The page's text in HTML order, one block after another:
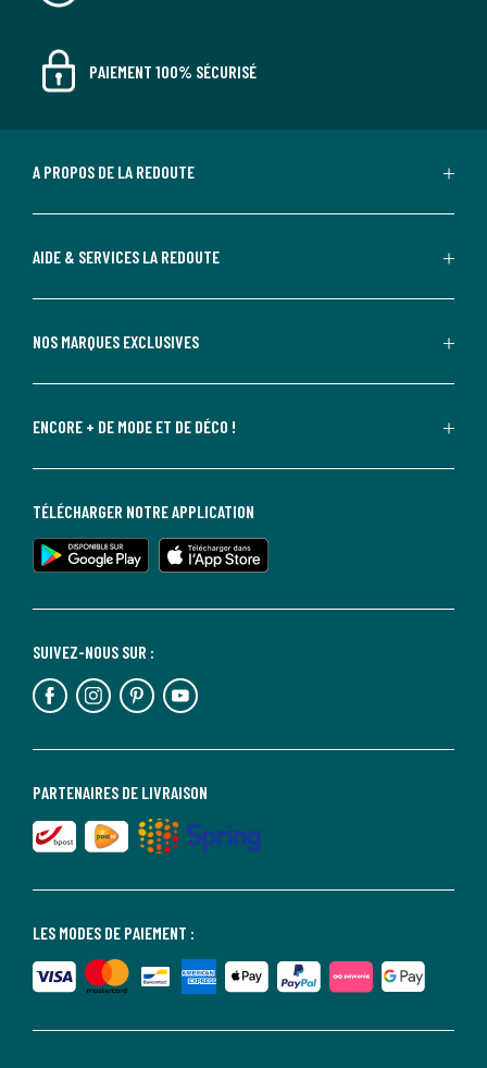
PAIEMENT 100% SÉCURISÉ
A PROPOS DE LA REDOUTE
AIDE & SERVICES LA REDOUTE
NOS MARQUES EXCLUSIVES
ENCORE + DE MODE ET DE DÉCO !
LES MODES DE PAIEMENT :
PARTENAIRES DE LIVRAISON
SUIVEZ-NOUS SUR :
TÉLÉCHARGER NOTRE APPLICATION